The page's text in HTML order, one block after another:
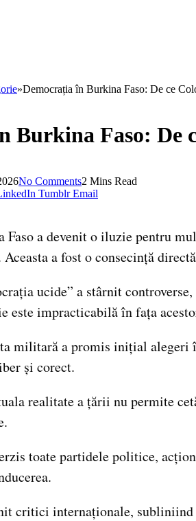
»Democrația în Burkina Faso: De ce
Burkina Faso: De
No Comments2 Mins Read
Tumblr Email
Faso a devenit o iluzie pentru
a fost o consecință
ucide” a stârnit
este impracticabilă în fața
militară a promis inițial alegeri
și corect.
realitate a țării nu permite
toate partidele politice,
critici internaționale,